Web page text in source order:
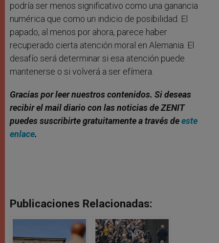
podría ser menos significativo como una ganancia
numérica que como un indicio de posibilidad. El
papado, al menos por ahora, parece haber
recuperado cierta atención moral en Alemania. El
desafío será determinar si esa atención puede
mantenerse o si volverá a ser efímera.
Gracias por leer nuestros contenidos. Si deseas
recibir el mail diario con las noticias de ZENIT
puedes suscribirte gratuitamente a través deeste
enlace.
Publicaciones Relacionadas: